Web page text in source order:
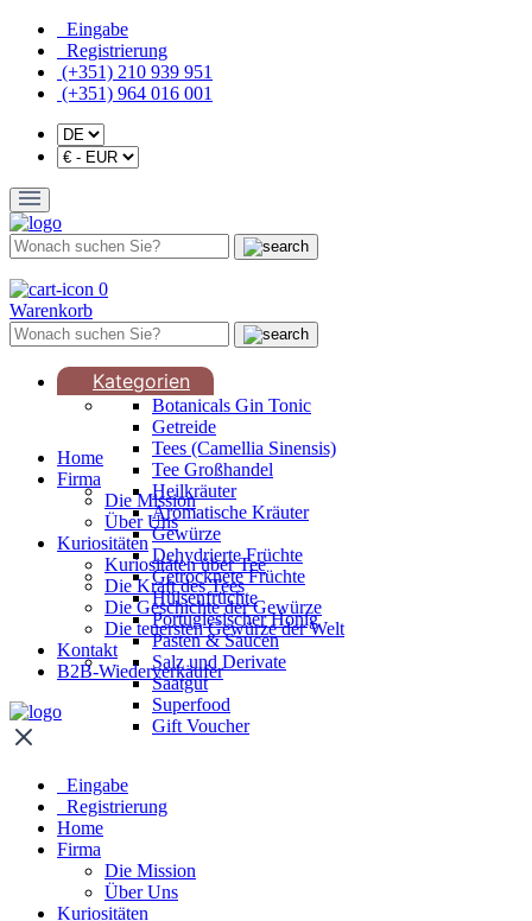
Eingabe
Registrierung
(+351) 210 939 951
(+351) 964 016 001
0
Warenkorb
Kategorien
Botanicals Gin Tonic
Getreide
Tees (Camellia Sinensis)
Tee Großhandel
Heilkräuter
Aromatische Kräuter
Gewürze
Dehydrierte Früchte
Getrocknete Früchte
Hülsenfrüchte
Portugiesischer Honig
Pasten & Saucen
Salz und Derivate
Saatgut
Superfood
Gift Voucher
Home
Firma
Die Mission
Über Uns
Kuriositäten
Kuriositäten über Tee
Die Kraft des Tees
Die Geschichte der Gewürze
Die teuersten Gewürze der Welt
Kontakt
B2B-Wiederverkäufer
Eingabe
Registrierung
Home
Firma
Die Mission
Über Uns
Kuriositäten